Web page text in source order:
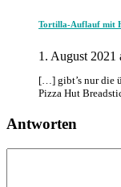
Tortilla-Auflauf mit
1. August 2021
[…] gibt’s nur die
Pizza Hut
Antworten